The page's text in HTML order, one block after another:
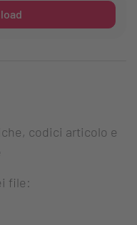
codici articolo e
file: